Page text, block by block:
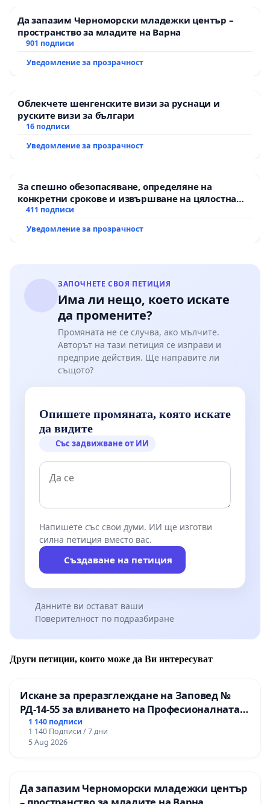
Да запазим Черноморски младежки център –
пространство за младите на Варна
901 подписи
Уведомление за прозрачност
Облекчете шенгенските визи за руснаци и
руските визи за българи
16 подписи
Уведомление за прозрачност
За спешно обезопасяване, определяне на
конкретни срокове и извършване на цялостна
рехабилитация на републиканския път между
Мирово - к.к. Момин проход
411 подписи
Уведомление за прозрачност
ЗАПОЧНЕТЕ СВОЯ ПЕТИЦИЯ
Има ли нещо, което искате
да промените?
Промяната не се случва, ако мълчите.
Авторът на тази петиция се изправи и
предприе действия. Ще направите ли
същото?
Опишете промяната, която искате
да видите
Със задвижване от ИИ
Напишете със свои думи. ИИ ще изготви
силна петиция вместо вас.
Създаване на петиция
Данните ви остават ваши
Поверителност по подразбиране
Други петиции, които може да Ви интересуват
Искане за преразглеждане на Заповед №
РД-14-55 за вливането на Професионалната
гимназия по промишлени технологии в
Професионалната гимназия по икономика и
мениджмънт – гр. Пазарджик
1 140 подписи
1 140 Подписи / 7 дни
5 Aug 2026
Да запазим Черноморски младежки център